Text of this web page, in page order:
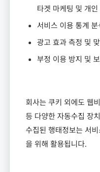
타겟 마케팅 및 개
서비스 이용 통계
광고 효과 측정 및
부정 이용 방지 및
회사는 쿠키 외에도 웹
등 다양한 자동수집 장
수집된 행태정보는 서
을 위해 활용됩니다.